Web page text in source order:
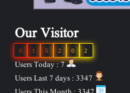
Our Visitor
2
0
2
5
1
0
Users Today : 7